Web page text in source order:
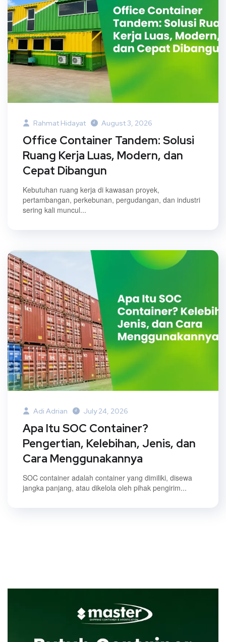
Rahmat Hidayat August 3, 2026
Office Container Tandem: Solusi
Ruang Kerja Luas, Modern, dan
Cepat Dibangun
Kebutuhan ruang kerja di kawasan proyek,
pertambangan, perkebunan, pergudangan, dan industri
sering kali muncul...
Adi Adrian July 24, 2026
Apa Itu SOC Container?
Pengertian, Kelebihan, Jenis, dan
Cara Menggunakannya
SOC container adalah container yang dimiliki, disewa
jangka panjang, atau dikelola oleh pihak pengirim...